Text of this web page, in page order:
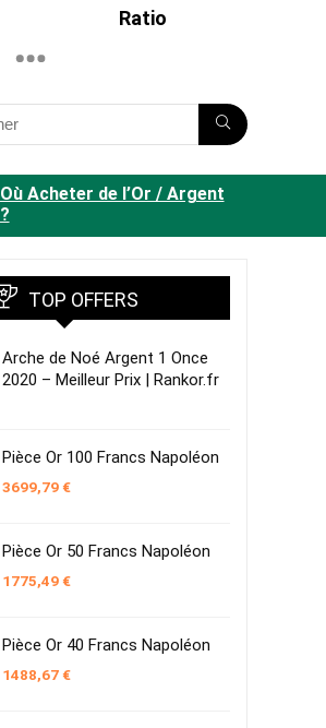
Ratio
Où Acheter de l’Or / Argent
?
TOP OFFERS
Arche de Noé Argent 1 Once
2020 – Meilleur Prix | Rankor.fr
Pièce Or 100 Francs Napoléon
3699,79€
Pièce Or 50 Francs Napoléon
1775,49€
Pièce Or 40 Francs Napoléon
1488,67€